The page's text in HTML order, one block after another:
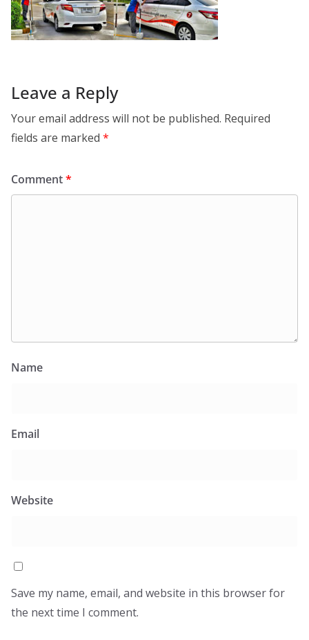
Leave a Reply
Your email address will not be published. Required
fields are marked *
Comment*
Name
Email
Website
Save my name, email, and website in this browser for
the next time I comment.